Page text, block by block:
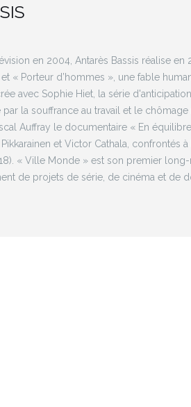
en 2004, Antarès Bassis réalise
« Porteur d’hommes », une fable
avec Sophie Hiet, la série
la souffrance au travail et le
Auffray le documentaire « En
et Victor Cathala, confrontés à
« Ville Monde » est son premier
de projets de série, de cinéma et de